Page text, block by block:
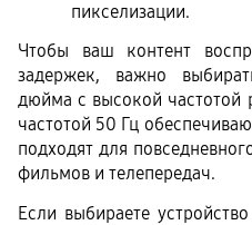
пикселизации.
Чтобы ваш контент
задержек, важно
дюйма с высокой частотой
частотой 50 Гц
подходят для
фильмов и телепередач.
Если выбираете